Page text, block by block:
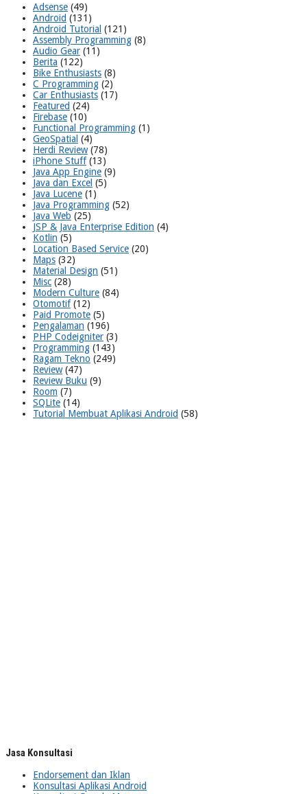
Adsense (49)
Android (131)
Android Tutorial (121)
Assembly Programming (8)
Audio Gear (11)
Berita (122)
Bike Enthusiasts (8)
C Programming (2)
Car Enthusiasts (17)
Featured (24)
Firebase (10)
Functional Programming (1)
GeoSpatial (4)
Herdi Review(78)
iPhone Stuff(13)
Java App Engine (9)
Java dan Excel (5)
Java Lucene (1)
Java Programming (52)
Java Web (25)
JSP & Java Enterprise Edition (4)
Kotlin (5)
Location Based Service (20)
Maps (32)
Material Design (51)
Misc (28)
Modern Culture (84)
Otomotif(12)
Paid Promote (5)
Pengalaman (196)
PHP Codeigniter (3)
Programming (143)
Ragam Tekno (249)
Review(47)
Review Buku (9)
Room (7)
SQLite (14)
Tutorial Membuat Aplikasi Android (58)
Jasa Konsultasi
Endorsement dan Iklan
Konsultasi Aplikasi Android